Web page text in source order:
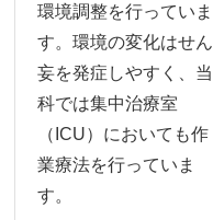
環境調整を行っていま
す。環境の変化はせん
妄を発症しやすく、当
科では集中治療室
（ICU）においても作
業療法を行っていま
す。